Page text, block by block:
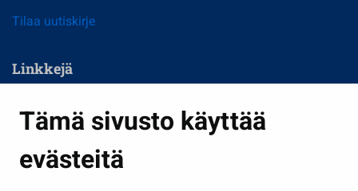
Tämä sivusto käyttää
evästeitä
Tilaa uutiskirje
Linkkejä
Kasvatus ja opetus
Kulttuuri ja liikunta